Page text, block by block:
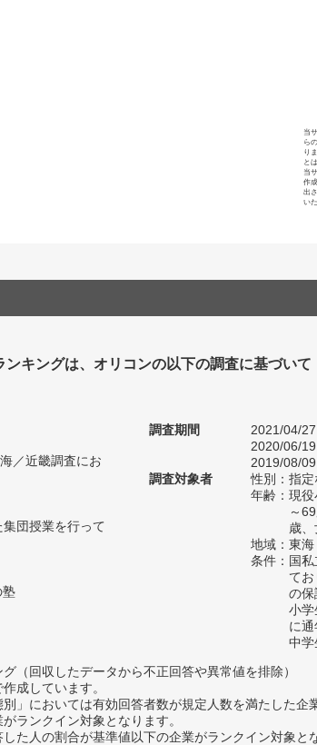
当
ら
り
と
当
作
出
い
ンキングは、オリコンの以下の調査に基づいて
／近畿調査にお
団授業を行って
塾
調査期間
2021/04/
2020/06/
2019/08/
調査対象者
性別：指定
年齢：現
～
歳
地域：東海
条件：国
て
の保
小学
に
中学
（回収したデータから不正回答や異常値を排除）
成しています。
」においては有効回答者数が規定人数を満たした企
ランクイン対象となります。
た人の割合が基準値以下の企業がランクイン対象と